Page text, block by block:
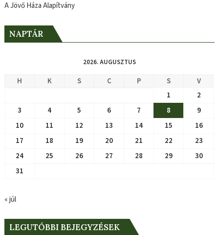
A Jövő Háza Alapítvány
NAPTÁR
2026. AUGUSZTUS
H K S C P S
V
1
2
3
4 5 6 7 8
9
10
11 12 13 14 15
16
17
18 19 20 21 22
23
24
25 26 27 28 29
30
31
« júl
LEGUTÓBBI BEJEGYZÉSEK